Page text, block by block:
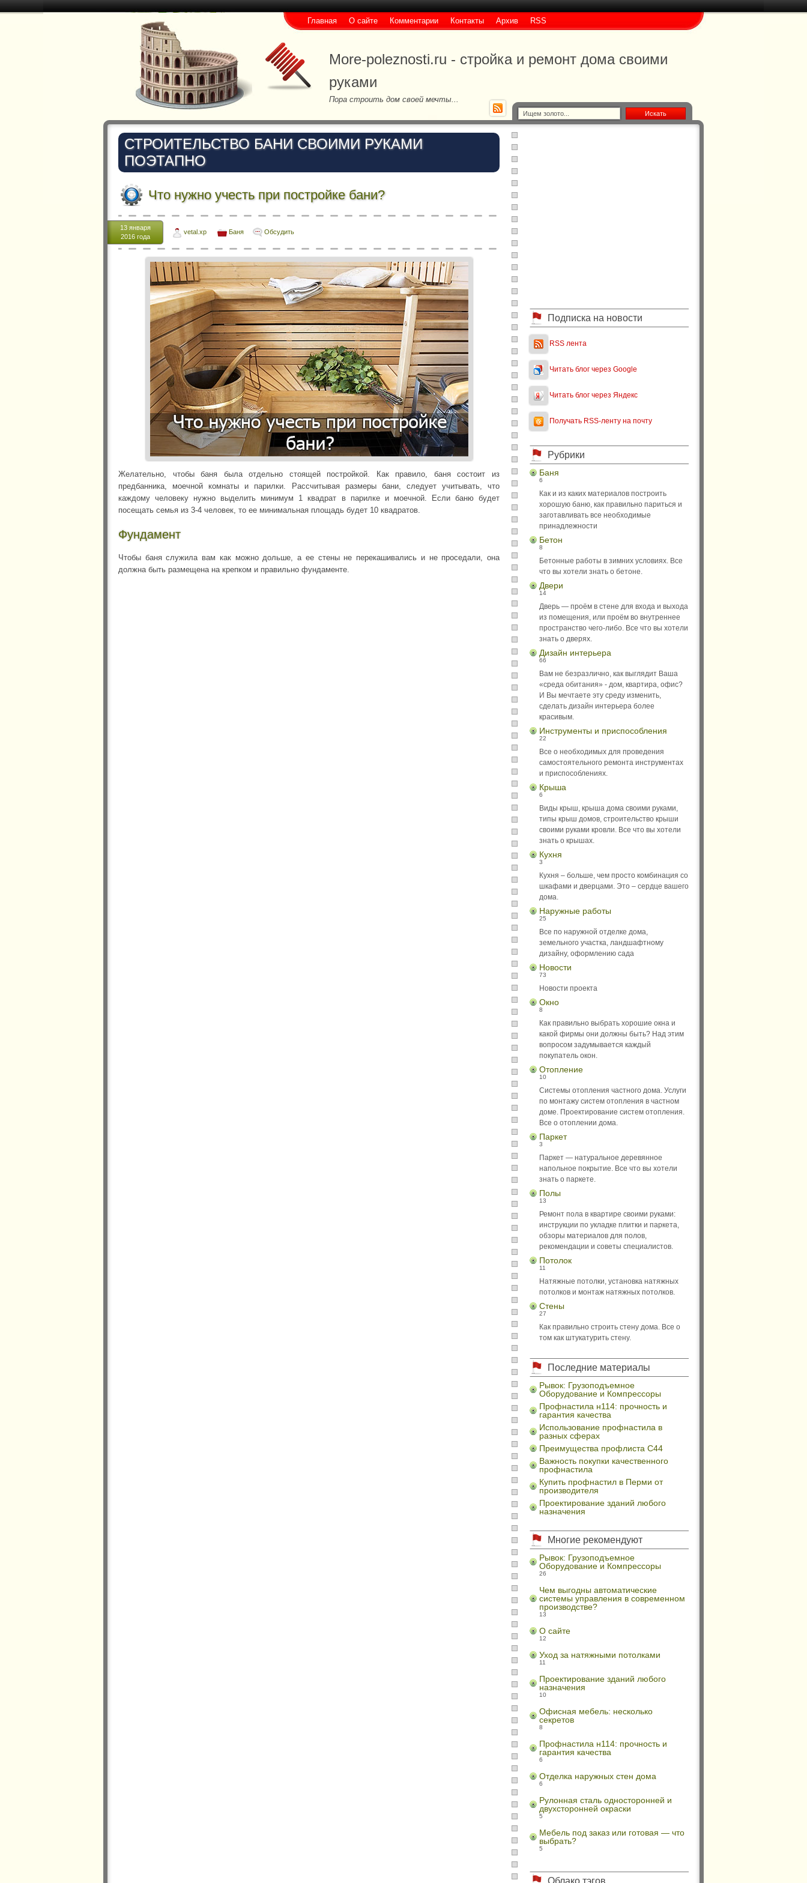
Искать
More-poleznosti.ru - стройка и ремонт дома своими
руками
Пора строить дом своей мечты...
Главная О сайте Комментарии Контакты Архив RSS
СТРОИТЕЛЬСТВО БАНИ СВОИМИ РУКАМИ
ПОЭТАПНО
Что нужно учесть при постройке бани?
13 января
2016 года
vetal.xp Баня Обсудить
Желательно, чтобы баня была отдельно стоящей постройкой. Как правило, баня состоит из
предбанника, моечной комнаты и парилки. Рассчитывая размеры бани, следует учитывать, что
каждому человеку нужно выделить минимум 1 квадрат в парилке и моечной. Если баню будет
посещать семья из 3-4 человек, то ее минимальная площадь будет 10 квадратов.
Фундамент
Чтобы баня служила вам как можно дольше, а ее стены не перекашивались и не проседали, она
должна быть размещена на крепком и правильно фундаменте.
Подписка на новости
RSS лента
Читать блог через Google
Читать блог через Яндекс
Получать RSS-ленту на почту
Рубрики
Баня
6
Как и из каких материалов построить
хорошую баню, как правильно париться и
заготавливать все необходимые
принадлежности
Бетон
8
Бетонные работы в зимних условиях. Все
что вы хотели знать о бетоне.
Двери
14
Дверь — проём в стене для входа и выхода
из помещения, или проём во внутреннее
пространство чего-либо. Все что вы хотели
знать о дверях.
Дизайн интерьера
66
Вам не безразлично, как выглядит Ваша
«среда обитания» - дом, квартира, офис?
И Вы мечтаете эту среду изменить,
сделать дизайн интерьера более
красивым.
Инструменты и приспособления
22
Все о необходимых для проведения
самостоятельного ремонта инструментах
и приспособлениях.
Крыша
6
Виды крыш, крыша дома своими руками,
типы крыш домов, строительство крыши
своими руками кровли. Все что вы хотели
знать о крышах.
Кухня
3
Кухня – больше, чем просто комбинация со
шкафами и дверцами. Это – сердце вашего
дома.
Наружные работы
25
Все по наружной отделке дома,
земельного участка, ландшафтному
дизайну, оформлению сада
Новости
73
Новости проекта
Окно
8
Как правильно выбрать хорошие окна и
какой фирмы они должны быть? Над этим
вопросом задумывается каждый
покупатель окон.
Отопление
10
Системы отопления частного дома. Услуги
по монтажу систем отопления в частном
доме. Проектирование систем отопления.
Все о отоплении дома.
Паркет
3
Паркет — натуральное деревянное
напольное покрытие. Все что вы хотели
знать о паркете.
Полы
13
Ремонт пола в квартире своими руками:
инструкции по укладке плитки и паркета,
обзоры материалов для полов,
рекомендации и советы специалистов.
Потолок
11
Натяжные потолки, установка натяжных
потолков и монтаж натяжных потолков.
Стены
27
Как правильно строить стену дома. Все о
том как штукатурить стену.
Последние материалы
Рывок: Грузоподъемное
Оборудование и Компрессоры
Профнастила н114: прочность и
гарантия качества
Использование профнастила в
разных сферах
Преимущества профлиста С44
Важность покупки качественного
профнастила
Купить профнастил в Перми от
производителя
Проектирование зданий любого
назначения
Многие рекомендуют
Рывок: Грузоподъемное
Оборудование и Компрессоры
26
Чем выгодны автоматические
системы управления в современном
производстве?
13
О сайте
12
Уход за натяжными потолками
11
Проектирование зданий любого
назначения
10
Офисная мебель: несколько
секретов
8
Профнастила н114: прочность и
гарантия качества
6
Отделка наружных стен дома
6
Рулонная сталь односторонней и
двухсторонней окраски
5
Мебель под заказ или готовая — что
выбрать?
5
Облако тэгов